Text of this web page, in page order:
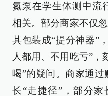
氮泵在学生体测中流
相关。部分商家不仅
其包装成“提分神器”
人都用、不用吃亏”，
喝”的疑问。商家通
长“走捷径”，部分